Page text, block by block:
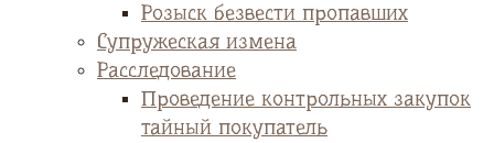
Розыск безвести пропавших
Супружеская измена
Расследование
Проведение контрольных закупок
тайный покупатель